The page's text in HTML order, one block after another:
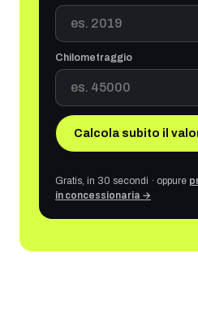
Chilometraggio
Calcola subito il
Gratis, in 30 secondi · oppure
in concessionaria →